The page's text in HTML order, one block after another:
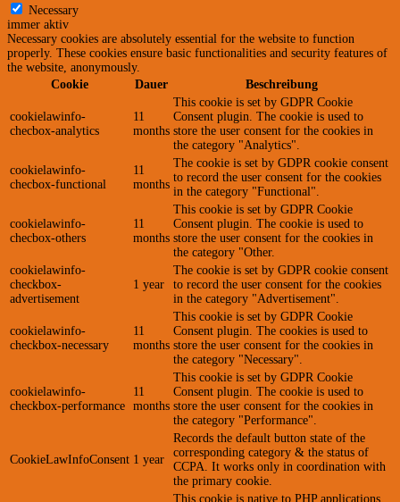
Necessary
immer aktiv
Necessary cookies are absolutely essential for the website to function
properly. These cookies ensure basic functionalities and security features of
the website, anonymously.
Cookie
Dauer Beschreibung
cookielawinfo-
checbox-analytics
11
months
This cookie is set by GDPR Cookie
Consent plugin. The cookie is used to
store the user consent for the cookies in
the category "Analytics".
cookielawinfo-
checbox-functional
11
months
The cookie is set by GDPR cookie consent
to record the user consent for the cookies
in the category "Functional".
cookielawinfo-
checbox-others
11
months
This cookie is set by GDPR Cookie
Consent plugin. The cookie is used to
store the user consent for the cookies in
the category "Other.
cookielawinfo-
checkbox-
advertisement
1 year
The cookie is set by GDPR cookie consent
to record the user consent for the cookies
in the category "Advertisement".
cookielawinfo-
checkbox-necessary
11
months
This cookie is set by GDPR Cookie
Consent plugin. The cookies is used to
store the user consent for the cookies in
the category "Necessary".
cookielawinfo-
checkbox-performance
11
months
This cookie is set by GDPR Cookie
Consent plugin. The cookie is used to
store the user consent for the cookies in
the category "Performance".
CookieLawInfoConsent 1 year
Records the default button state of the
corresponding category & the status of
CCPA. It works only in coordination with
the primary cookie.
This cookie is native to PHP applications.